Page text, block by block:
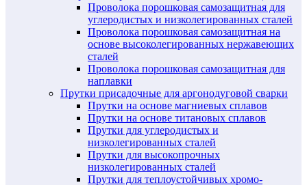
Проволока порошковая самозащитная для
углеродистых и низколегированных сталей
Проволока порошковая самозащитная на
основе высоколегированных нержавеющих
сталей
Проволока порошковая самозащитная для
наплавки
Прутки присадочные для аргонодуговой сварки
Прутки на основе магниевых сплавов
Прутки на основе титановых сплавов
Прутки для углеродистых и
низколегированных сталей
Прутки для высокопрочных
низколегированных сталей
Прутки для теплоустойчивых хромо-